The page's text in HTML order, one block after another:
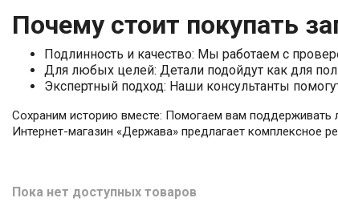
Почему стоит покупать
Подлинность и качество: Мы работаем с
Для любых целей: Детали подойдут как для
Экспертный подход: Наши консультанты
Сохраним историю вместе: Помогаем вам
Интернет-магазин «Держава» предлагает комплексное
Пока нет доступных товаров